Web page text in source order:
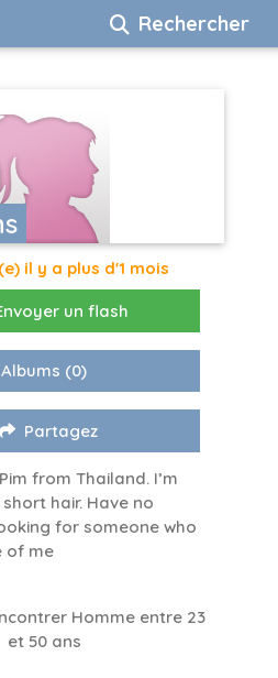
Rechercher
il y a plus d'1 mois
un flash
Albums (0)
Partagez
from Thailand. I’m
hair. Have no
for someone who
of me
Homme entre 23
et 50 ans